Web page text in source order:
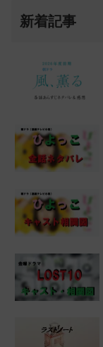
新着記事